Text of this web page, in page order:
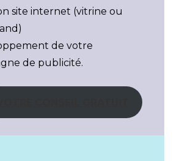
site internet (vitrine ou
de votre
de publicité.